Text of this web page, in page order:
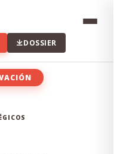
DOSSIER
técnica en cada